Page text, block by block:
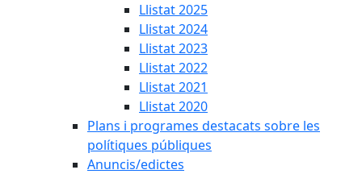
Llistat 2025
Llistat 2024
Llistat 2023
Llistat 2022
Llistat 2021
Llistat 2020
Plans i programes destacats sobre les
polítiques públiques
Anuncis/edictes